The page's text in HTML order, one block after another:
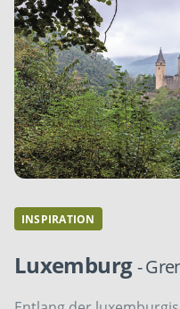
INSPIRATION
Luxemburg-